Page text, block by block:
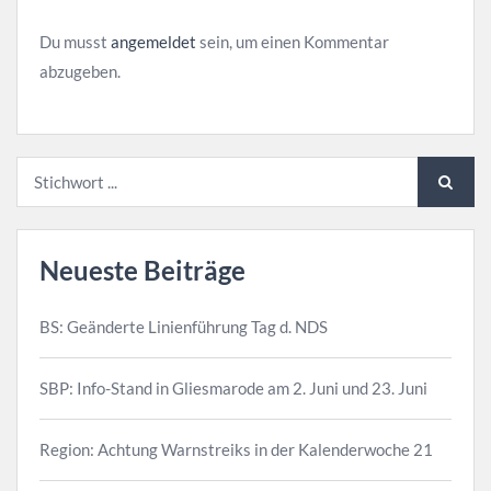
Du musst angemeldet sein, um einen Kommentar
abzugeben.
Neueste Beiträge
BS: Geänderte Linienführung Tag d. NDS
SBP: Info-Stand in Gliesmarode am 2. Juni und 23. Juni
Region: Achtung Warnstreiks in der Kalenderwoche 21